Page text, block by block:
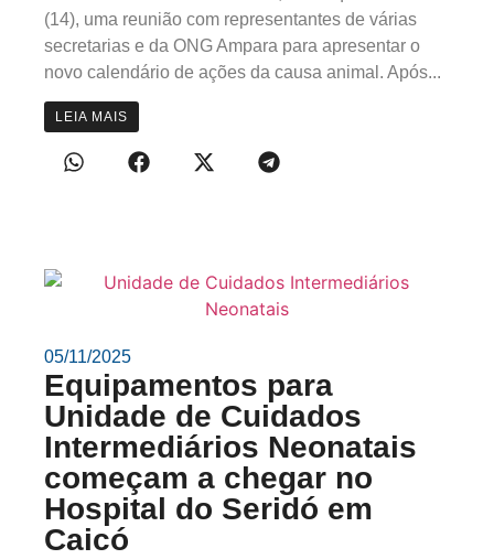
(14), uma reunião com representantes de várias
secretarias e da ONG Ampara para apresentar o
novo calendário de ações da causa animal. Após...
LEIA MAIS
05/11/2025
Equipamentos para
Unidade de Cuidados
Intermediários Neonatais
começam a chegar no
Hospital do Seridó em
Caicó